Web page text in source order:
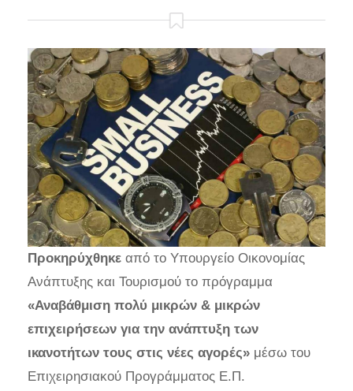
Προκηρύχθηκε από το Υπουργείο Οικονομίας
Ανάπτυξης και Τουρισμού το πρόγραμμα
«Αναβάθμιση πολύ μικρών & μικρών
επιχειρήσεων για την ανάπτυξη των
ικανοτήτων τους στις νέες αγορές» μέσω του
Επιχειρησιακού Προγράμματος Ε.Π.